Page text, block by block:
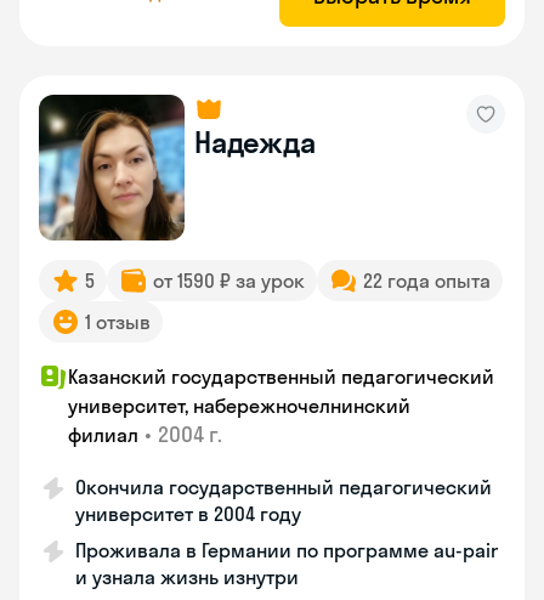
Надежда
5 от 1590 ₽ за урок
22 года опыта
1 отзыв
Казанский государственный педагогический
университет, набережночелнинский
филиал • 2004 г.
Окончила государственный педагогический
университет в 2004 году
Проживала в Германии по программе au-pair
и узнала жизнь изнутри